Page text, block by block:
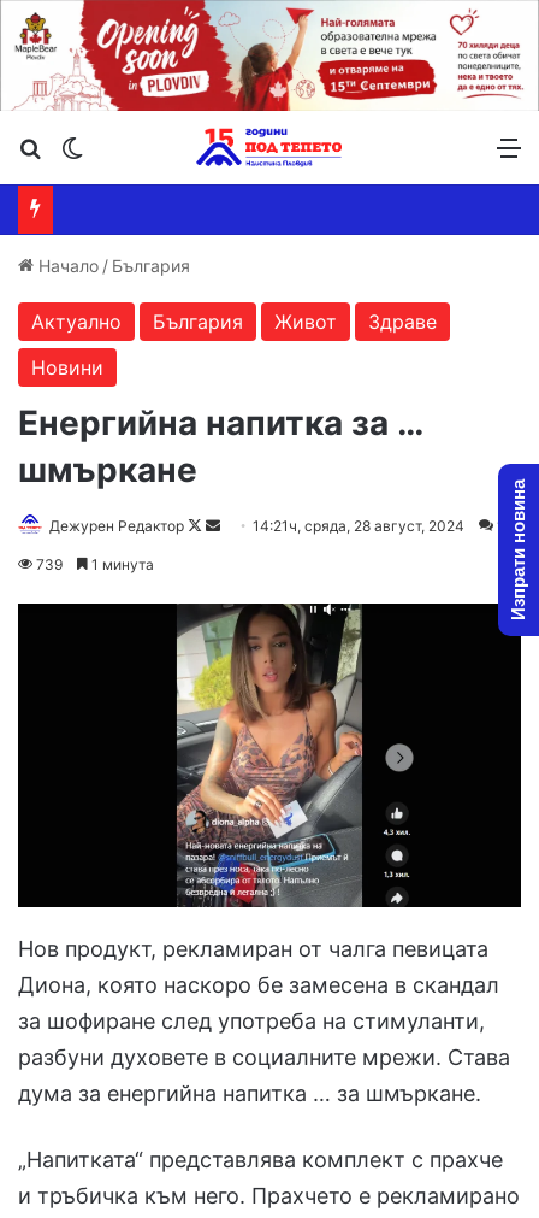
Търсене ...
Начало / България
Актуално България Живот
Здраве
Новини
Енергийна напитка за …
шмъркане
Дежурен Редактор
Follow
Send14:21ч, сряда, 28 август, 2024 1
739 1 минута
Нов продукт, рекламиран от чалга певицата
Диона, която наскоро бе замесена в скандал
за шофиране след употреба на стимуланти,
разбуни духовете в социалните мрежи. Става
дума за енергийна напитка … за шмъркане.
„Напитката“ представлява комплект с прахче
и тръбичка към него. Прахчето е рекламирано
Изпрати новина